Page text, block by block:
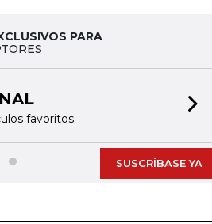
PARA
favoritos
SUSCRÍBASE YA